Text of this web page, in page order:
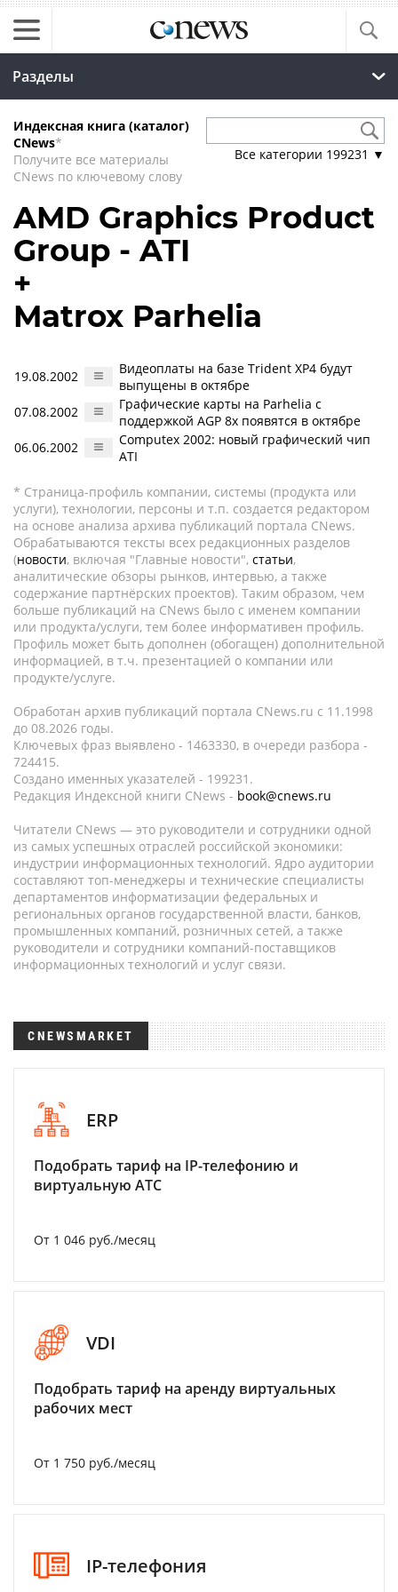
Разделы
Индексная книга (каталог)
CNews*
Получите все материалы
CNews по ключевому слову
Все категории 199231 ▼
AMD Graphics Product
Group - ATI
+
Matrox Parhelia
19.08.2002
Видеоплаты на базе Trident XP4 будут
выпущены в октябре
07.08.2002
Графические карты на Parhelia с
поддержкой AGP 8x появятся в октябре
06.06.2002
Computex 2002: новый графический чип
ATI
* Страница-профиль компании, системы (продукта или
услуги), технологии, персоны и т.п. создается редактором
на основе анализа архива публикаций портала CNews.
Обрабатываются тексты всех редакционных разделов
(новости, включая "Главные новости", статьи,
аналитические обзоры рынков, интервью, а также
содержание партнёрских проектов). Таким образом, чем
больше публикаций на CNews было с именем компании
или продукта/услуги, тем более информативен профиль.
Профиль может быть дополнен (обогащен) дополнительной
информацией, в т.ч. презентацией о компании или
продукте/услуге.
Обработан архив публикаций портала CNews.ru c 11.1998
до 08.2026 годы.
Ключевых фраз выявлено - 1463330, в очереди разбора -
724415.
Создано именных указателей - 199231.
Редакция Индексной книги CNews - book@cnews.ru
Читатели CNews — это руководители и сотрудники одной
из самых успешных отраслей российской экономики:
индустрии информационных технологий. Ядро аудитории
составляют топ-менеджеры и технические специалисты
департаментов информатизации федеральных и
региональных органов государственной власти, банков,
промышленных компаний, розничных сетей, а также
руководители и сотрудники компаний-поставщиков
информационных технологий и услуг связи.
CNEWSMARKET
ERP
Подобрать тариф на IP-телефонию и
виртуальную АТС
От 1 046 руб./месяц
VDI
Подобрать тариф на аренду виртуальных
рабочих мест
От 1 750 руб./месяц
IP-телефония